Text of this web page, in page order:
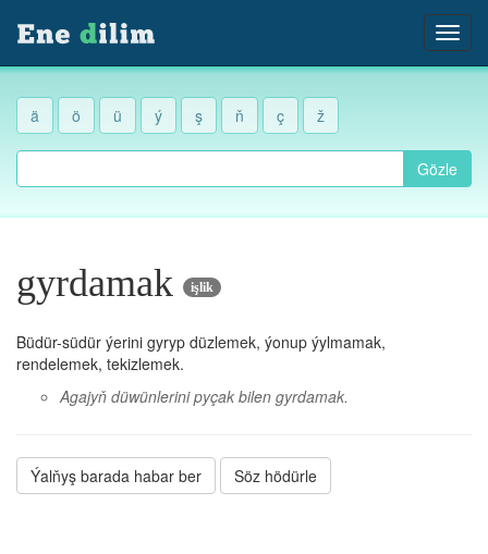
ä ö ü ý ş ň ç ž
Gözle
gyrdamak işlik
Büdür-südür ýerini gyryp düzlemek, ýonup ýylmamak,
rendelemek, tekizlemek.
Agajyň düwünlerini pyçak bilen gyrdamak.
Ýalňyş barada habar ber Söz hödürle